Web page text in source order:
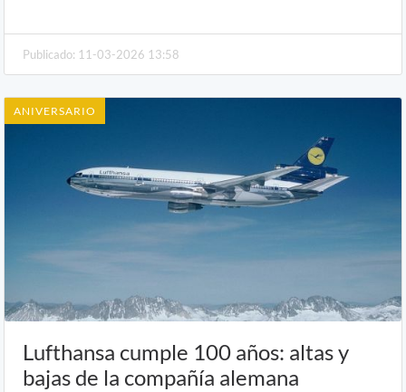
Publicado: 11-03-2026 13:58
ANIVERSARIO
Lufthansa cumple 100 años: altas y
bajas de la compañía alemana